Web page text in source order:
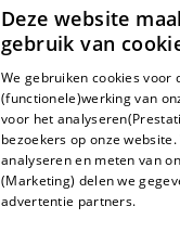
Deze website
gebruik van
We gebruiken cookies voor
(functionele)werking van
voor het
bezoekers op onze
analyseren en meten van
(Marketing) delen we
advertentie partners.